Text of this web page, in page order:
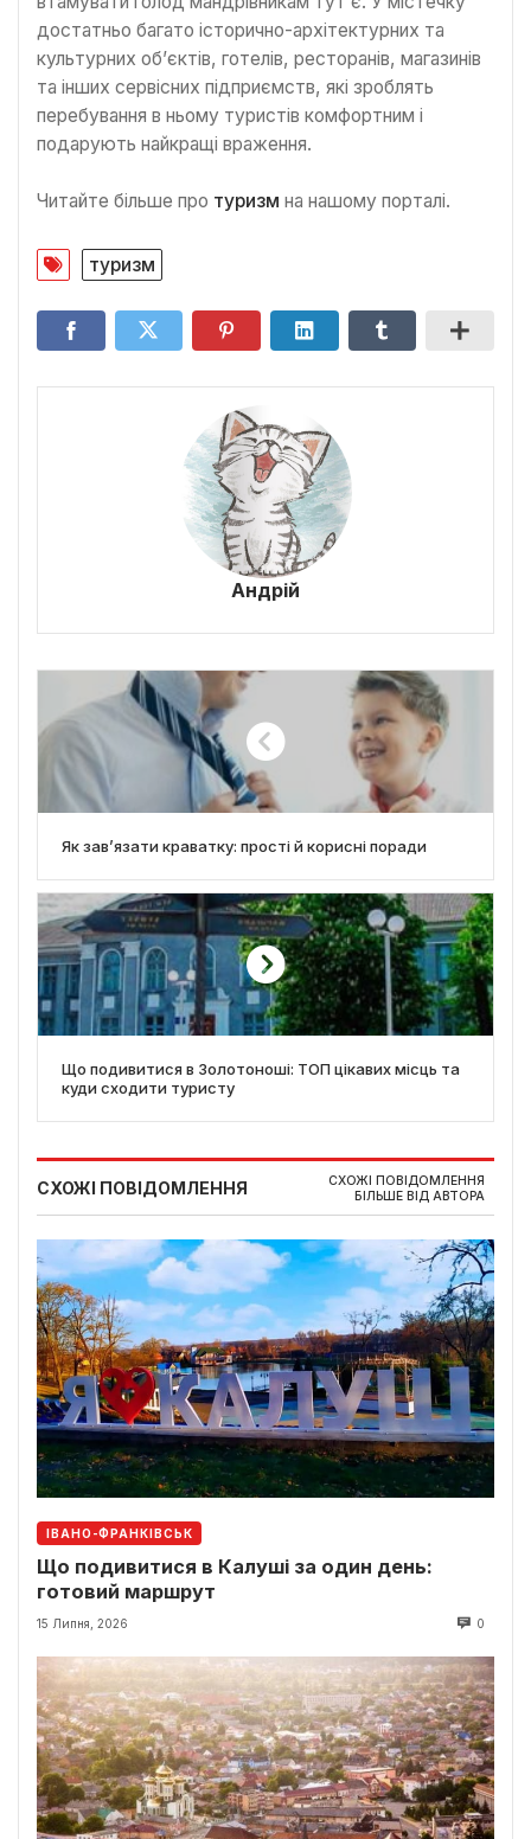
достатньо багато історично-архітектурних та
культурних об’єктів, готелів, ресторанів, магазинів
та інших сервісних підприємств, які зроблять
перебування в ньому туристів комфортним і
подарують найкращі враження.
Читайте більше про туризм на нашому порталі.
туризм
Андрій
Як зав’язати краватку: прості й корисні поради
Що подивитися в Золотоноші: ТОП цікавих місць та
куди сходити туристу
СХОЖІ ПОВІДОМЛЕННЯ
СХОЖІ ПОВІДОМЛЕННЯ
БІЛЬШЕ ВІД АВТОРА
ІВАНО-ФРАНКІВСЬК
Що подивитися в Калуші за один день:
готовий маршрут
15 Липня, 2026 0